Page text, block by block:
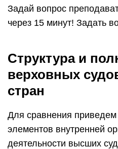
Задай вопрос
через 15 минут! Задать
Структура и
верховных
стран
Для сравнения
элементов внутренней
деятельности высших